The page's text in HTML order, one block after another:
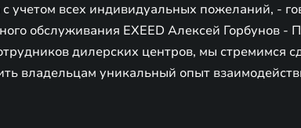
учетом всех индивидуальных пожеланий, -
обслуживания EXEED Алексей Горбунов -
дилерских центров, мы стремимся
владельцам уникальный опыт